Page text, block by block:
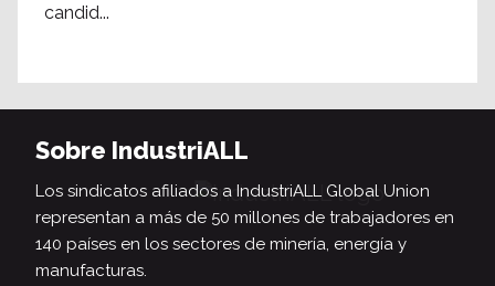
candid...
Sobre IndustriALL
Los sindicatos afiliados a IndustriALL Global Union
representan a más de 50 millones de trabajadores en
140 países en los sectores de minería, energía y
manufacturas.